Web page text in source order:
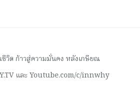
วิต ก้าวสู่ความมั่นคง หลังเกษียณ
และ Youtube.com/c/innwhy